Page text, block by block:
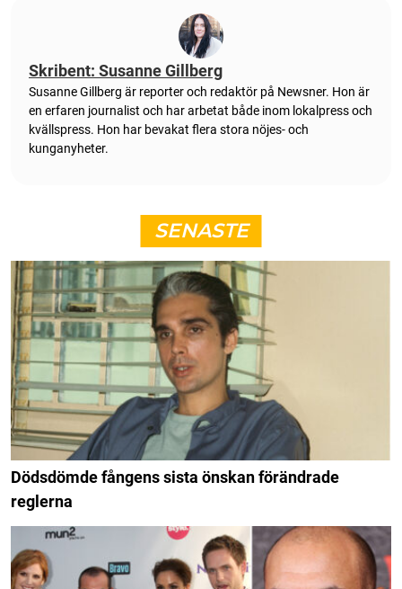
Skribent: Susanne Gillberg
Susanne Gillberg är reporter och redaktör på Newsner. Hon är
en erfaren journalist och har arbetat både inom lokalpress och
kvällspress. Hon har bevakat flera stora nöjes- och
kunganyheter.
SENASTE
Dödsdömde fångens sista önskan förändrade
reglerna